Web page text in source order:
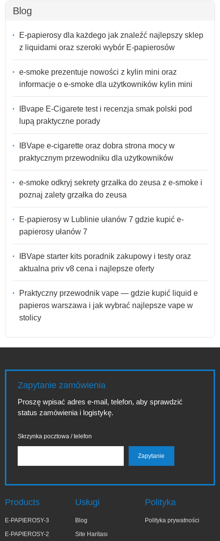
Blog
E-papierosy dla każdego jak znaleźć najlepszy sklep
z liquidami oraz szeroki wybór E-papierosów
e-smoke prezentuje nowości z kylin mini oraz
informacje o e-smoke dla użytkowników kylin mini
IBvape E-Cigarete test i recenzja smak polski pod
lupą praktyczne porady
IBVape e-cigarette oraz dobra strona mocy w
praktycznym przewodniku dla użytkowników
e-smoke odkryj sekrety grzałka do zeusa z e-smoke i
poznaj zalety grzałka do zeusa
E-papierosy w Lublinie ułanów 7 gdzie kupić e-
papierosy ułanów 7
IBVape starter kits poradnik zakupowy i testy oraz
aktualna priv v8 cena i najlepsze oferty
Praktyczny przewodnik vape — gdzie kupić liquid e
papieros warszawa i jak wybrać najlepsze vape w
stolicy
Zapytanie zamówienia
Proszę wpisać adres e-mail, telefon, aby sprawdzić
status zamówienia i logistykę.
Skrzynka pocztowa / telefon
Products
E-PAPIEROSY-3
E-PAPIEROSY-2
Usługi
Blog
Site Haritası
Polityka
Polityka prywatności